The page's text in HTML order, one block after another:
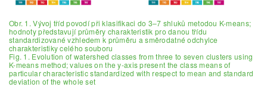
Obr. 1. Vývoj tříd povodí při klasifikaci do 3–7 shluků metodou K-means;
hodnoty představují průměry charakteristik pro danou třídu
standardizované vzhledem k průměru a směrodatné odchylce
charakteristiky celého souboru
Fig. 1. Evolution of watershed classes from three to seven clusters using
K-means method; values on the y-axis present the class means of
particular characteristic standardized with respect to mean and standard
deviation of the whole set